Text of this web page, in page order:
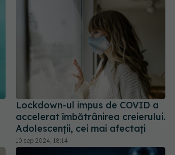
Lockdown-ul impus de COVID a
accelerat îmbătrânirea creierului.
Adolescenții, cei mai afectați
10 sep 2024, 18:14